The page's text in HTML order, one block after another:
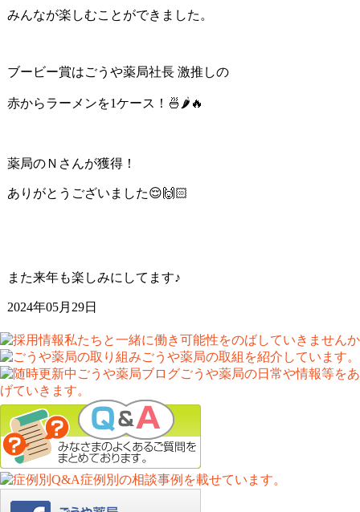
みんなが楽しむことができました。
ブービー賞はごうや薬局社長 激推しの
赤からラーメンを1ケース！🍜🌶🔥
薬局のＮさんが獲得！
ありがとうございました😌🙌🏻
また来年も楽しみにしてます♪
2024年05月29日